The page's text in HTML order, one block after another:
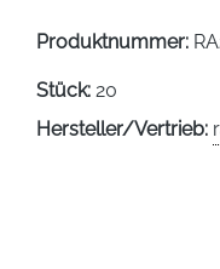
Produktnummer:
Stück: 20
Hersteller/Vertrieb: